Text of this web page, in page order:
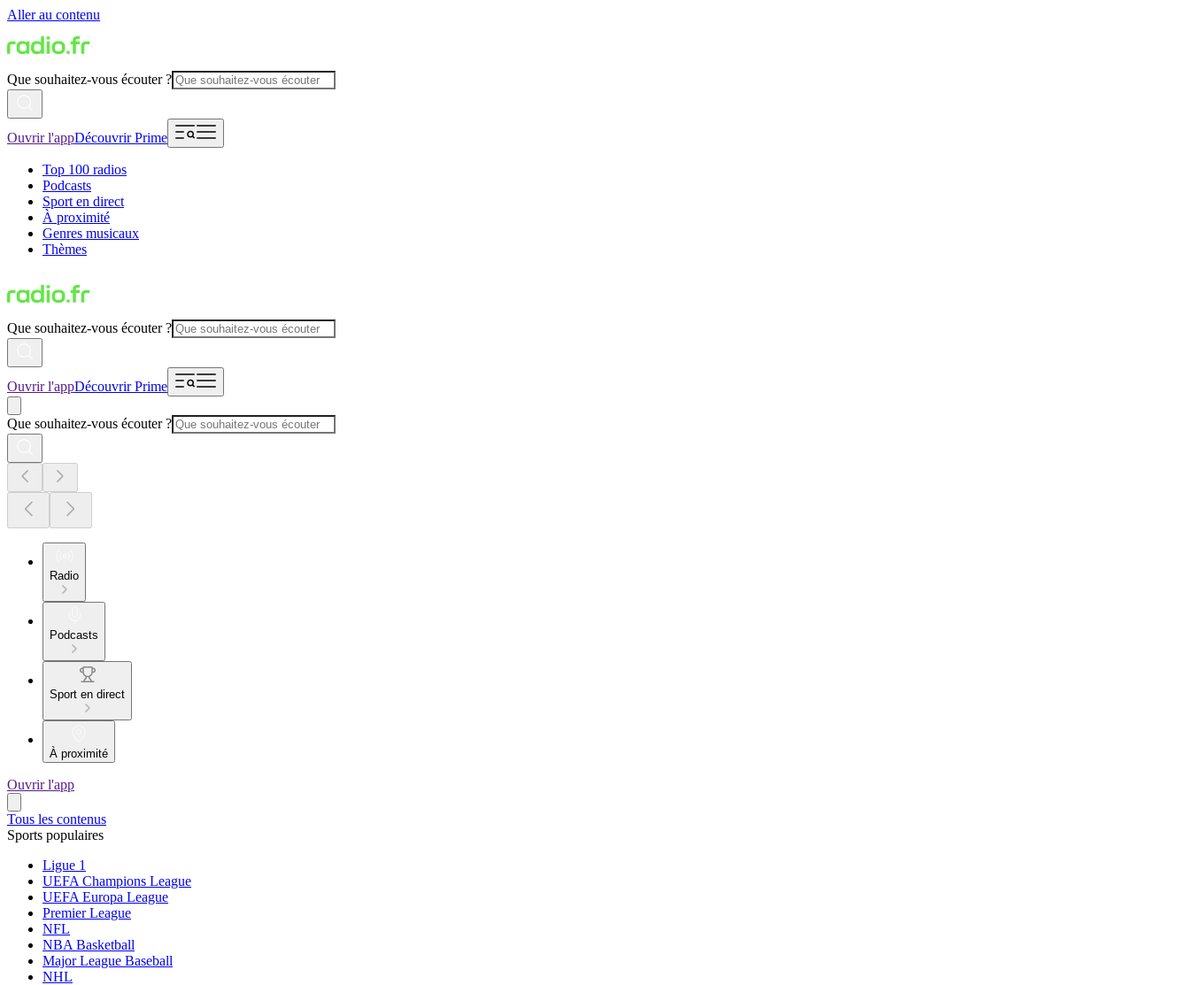
Aller au contenu
Que souhaitez-vous écouter ?
Ouvrir l'appDécouvrir Prime
Top 100 radios
Podcasts
Sport en direct
À proximité
Genres musicaux
Thèmes
Que souhaitez-vous écouter ?
Ouvrir l'appDécouvrir Prime
Que souhaitez-vous écouter ?
Radio
Podcasts
Sport en direct
À proximité
Ouvrir l'app
Tous les contenus
Sports populaires
Ligue 1
UEFA Champions League
UEFA Europa League
Premier League
NFL
NBA Basketball
Major League Baseball
NHL